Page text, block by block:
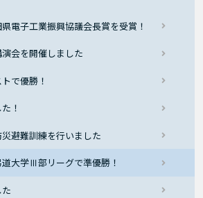
電子工業振興協議会長賞を受賞！
会を開催しました
で優勝！
！
避難訓練を行いました
大学Ⅲ部リーグで準優勝！